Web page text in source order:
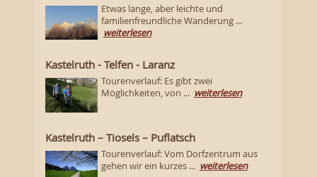
Etwas lange, aber leichte und
familienfreundliche Wanderung ...
weiterlesen
Kastelruth - Telfen - Laranz
Tourenverlauf: Es gibt zwei
Möglichkeiten, von ... weiterlesen
Kastelruth – Tiosels – Puflatsch
Tourenverlauf: Vom Dorfzentrum aus
gehen wir ein kurzes ... weiterlesen